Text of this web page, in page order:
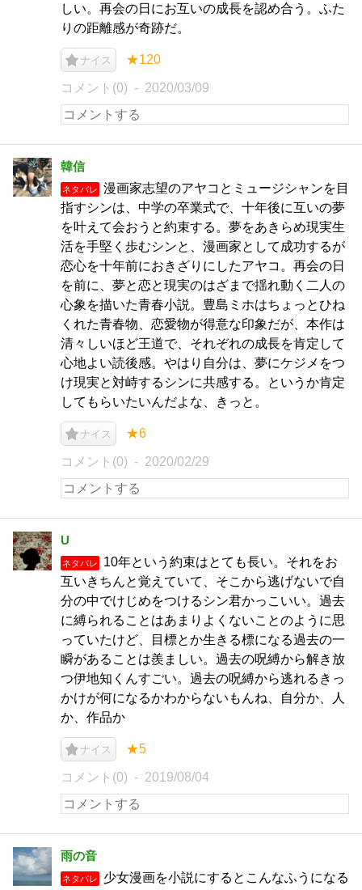
しい。再会の日にお互いの成長を認め合う。ふた
りの距離感が奇跡だ。
ナイス ★120
コメント(0) 2020/03/09
韓信
ネタバレ
漫画家志望のアヤコとミュージシャンを目
指すシンは、中学の卒業式で、十年後に互いの夢
を叶えて会おうと約束する。夢をあきらめ現実生
活を手堅く歩むシンと、漫画家として成功するが
恋心を十年前におきざりにしたアヤコ。再会の日
を前に、夢と恋と現実のはざまで揺れ動く二人の
心象を描いた青春小説。豊島ミホはちょっとひね
くれた青春物、恋愛物が得意な印象だが、本作は
清々しいほど王道で、それぞれの成長を肯定して
心地よい読後感。やはり自分は、夢にケジメをつ
け現実と対峙するシンに共感する。というか肯定
してもらいたいんだよな、きっと。
ナイス ★6
コメント(0) 2020/02/29
U
ネタバレ
10年という約束はとても長い。それをお
互いきちんと覚えていて、そこから逃げないで自
分の中でけじめをつけるシン君かっこいい。過去
に縛られることはあまりよくないことのように思
っていたけど、目標とか生きる標になる過去の一
瞬があることは羨ましい。過去の呪縛から解き放
つ伊地知くんすごい。過去の呪縛から逃れるきっ
かけが何になるかわからないもんね、自分か、人
か、作品か
ナイス ★5
コメント(0) 2019/08/04
雨の音
ネタバレ 少女漫画を小説にするとこんなふうになる